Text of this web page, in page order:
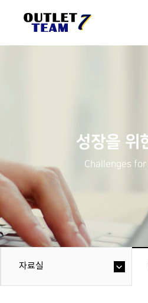
성장을 위
Challenges
자료실